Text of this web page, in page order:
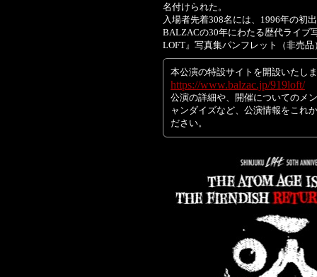
名付けられた。
入場者先着308名には、1996年の初
BALZACの30年にわたる歴代ライブ
LOFT』写真集パンフレット（非売
本公演の特設サイトを開設いたし
https://www.balzac.jp/919loft/
公演の詳細や、開催についてのメ
ャンダイズなど、公演情報をこれ
ださい。